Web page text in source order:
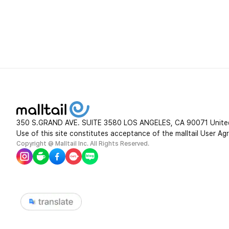
350 S.GRAND AVE. SUITE 3580 LOS ANGELES, CA 90071
Use of this site constitutes acceptance of the malltail User
Copyright @ Malltail Inc. All Rights Reserved.